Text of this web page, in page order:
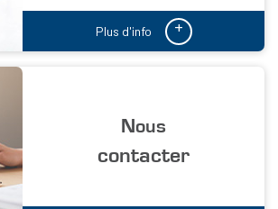
Plus d'info +
Nous
contacter